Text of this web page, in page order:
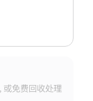
或免费回收处理